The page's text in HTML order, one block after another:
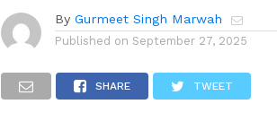
By Gurmeet Singh Marwah
Published on September 27, 2025
SHARE TWEET